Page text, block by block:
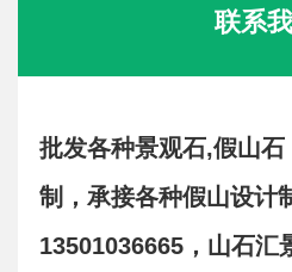
联系
批发各种景观石,假山
制，承接各种假山设计
13501036665，山石汇